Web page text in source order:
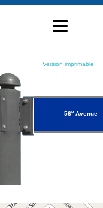
Version imprimable
56eAvenue